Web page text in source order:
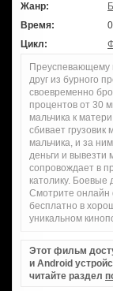
Жанр:
Время:
Цикл:
Преуспевающему
друг из бурного
своевременно
процентов от 30
мальчика к
сбивает
мальчика, и за
деньги и вывезти
сопровождает в
католику.
Смотрите
бесплатно в
уникальном
Этот фильм
и Android
читайте раздел